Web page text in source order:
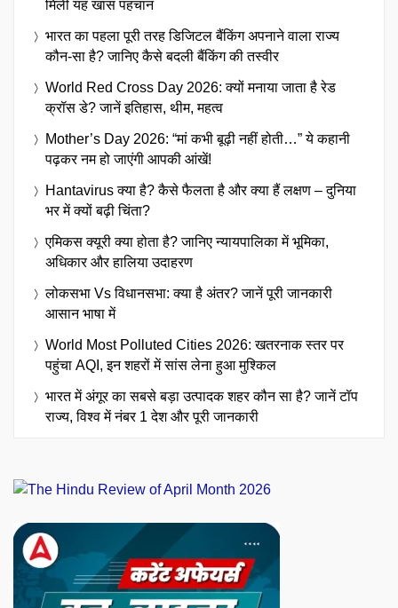
मिली यह खास पहचान
भारत का पहला पूरी तरह डिजिटल बैंकिंग अपनाने वाला राज्य
कौन-सा है? जानिए कैसे बदली बैंकिंग की तस्वीर
World Red Cross Day 2026: क्यों मनाया जाता है रेड
क्रॉस डे? जानें इतिहास, थीम, महत्व
Mother’s Day 2026: “मां कभी बूढ़ी नहीं होती…” ये कहानी
पढ़कर नम हो जाएंगी आपकी आंखें!
Hantavirus क्या है? कैसे फैलता है और क्या हैं लक्षण – दुनिया
भर में क्यों बढ़ी चिंता?
एमिकस क्यूरी क्या होता है? जानिए न्यायपालिका में भूमिका,
अधिकार और हालिया उदाहरण
लोकसभा Vs विधानसभा: क्या है अंतर? जानें पूरी जानकारी
आसान भाषा में
World Most Polluted Cities 2026: खतरनाक स्तर पर
पहुंचा AQI, इन शहरों में सांस लेना हुआ मुश्किल
भारत में अंगूर का सबसे बड़ा उत्पादक शहर कौन सा है? जानें टॉप
राज्य, विश्व में नंबर 1 देश और पूरी जानकारी